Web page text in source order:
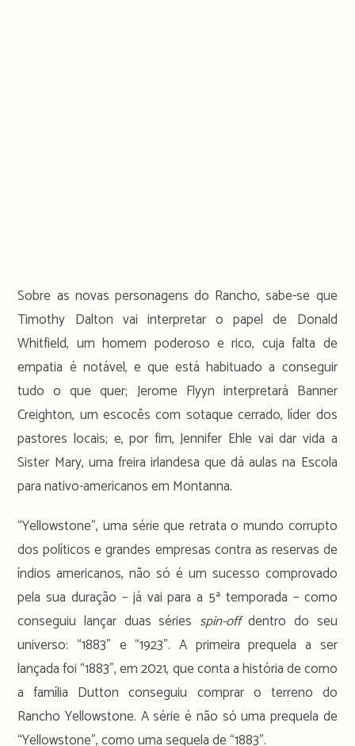
Sobre as novas personagens do Rancho, sabe-se que
Timothy Dalton vai interpretar o papel de Donald
Whitfield, um homem poderoso e rico, cuja falta de
empatia é notável, e que está habituado a conseguir
tudo o que quer; Jerome Flyyn interpretará Banner
Creighton, um escocês com sotaque cerrado, líder dos
pastores locais; e, por fim, Jennifer Ehle vai dar vida a
Sister Mary, uma freira irlandesa que dá aulas na Escola
para nativo-americanos em Montanna.
“Yellowstone”, uma série que retrata o mundo corrupto
dos políticos e grandes empresas contra as reservas de
índios americanos, não só é um sucesso comprovado
pela sua duração – já vai para a 5ª temporada – como
conseguiu lançar duas séries spin-offdentro do seu
universo: “1883” e “1923”. A primeira prequela a ser
lançada foi “1883”, em 2021, que conta a história de como
a família Dutton conseguiu comprar o terreno do
Rancho Yellowstone. A série é não só uma prequela de
“Yellowstone”, como uma sequela de “1883”.